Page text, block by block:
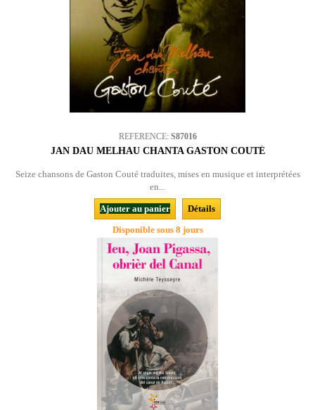
REFERENCE: S87016
JAN DAU MELHAU CHANTA GASTON COUTÉ
Seize chansons de Gaston Couté traduites, mises en musique et interprétées
en...
Ajouter au panier
Détails
Disponible sous 8 jours